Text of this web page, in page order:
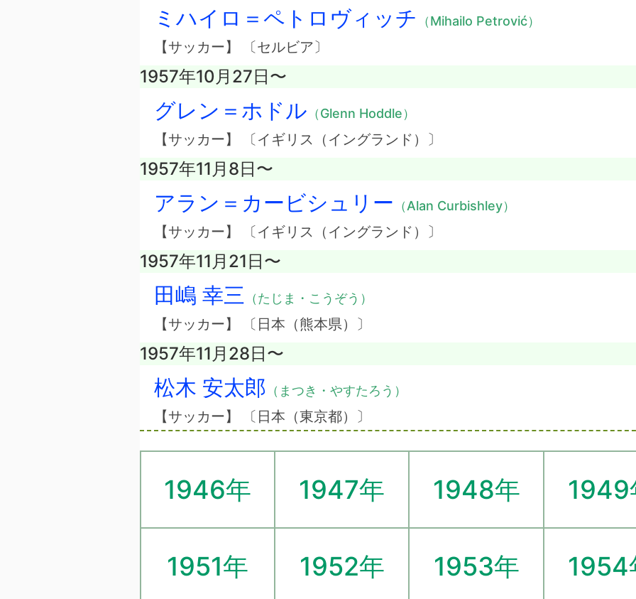
ミハイロ＝ペトロヴィッチ （Mihailo Petrović）
【サッカー】 〔セルビア〕
1957年10月27日〜
グレン＝ホドル （Glenn Hoddle）
【サッカー】 〔イギリス（イングランド）〕
1957年11月8日〜
アラン＝カービシュリー （Alan Curbishley）
【サッカー】 〔イギリス（イングランド）〕
1957年11月21日〜
田嶋 幸三 （たじま・こうぞう）
【サッカー】 〔日本（熊本県）〕
1957年11月28日〜
松木 安太郎 （まつき・やすたろう）
【サッカー】 〔日本（東京都）〕
1946年 1947年 1948年 1949
1951年 1952年 1953年 1954